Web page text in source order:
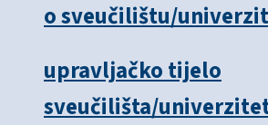
o sveučilištu/
upravljačko tijelo
sveučilišta/